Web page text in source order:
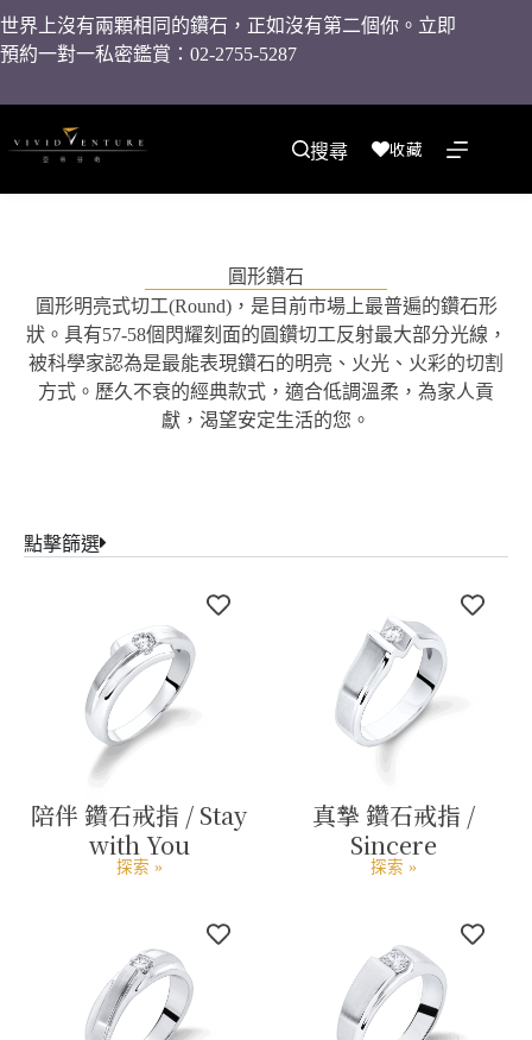
世界上沒有兩顆相同的鑽石，正如沒有第二個你。立即
預約一對一私密鑑賞：02-2755-5287
搜尋 收藏
圓形鑽石
圓形明亮式切工(Round)，是目前市場上最普遍的鑽石形
狀。具有57-58個閃耀刻面的圓鑽切工反射最大部分光線，
被科學家認為是最能表現鑽石的明亮、火光、火彩的切割
方式。歷久不衰的經典款式，適合低調溫柔，為家人貢
獻，渴望安定生活的您。
點擊篩選
陪伴 鑽石戒指 / Stay
with You
探索 »
真摯 鑽石戒指 /
Sincere
探索 »